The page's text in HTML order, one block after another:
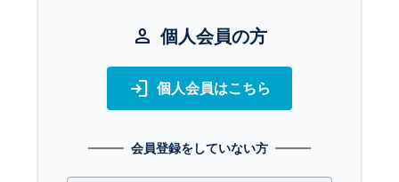
person 個人会員の方
login 個人会員はこちら
会員登録をしていない方